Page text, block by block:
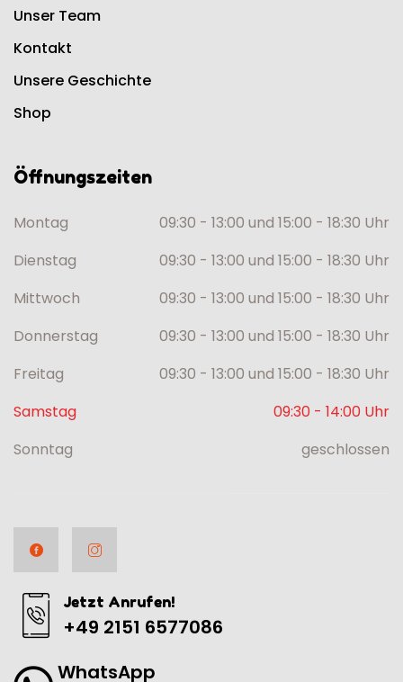
Unser Team
Kontakt
Unsere Geschichte
Shop
Öffnungszeiten
Montag
09:30 - 13:00 und 15:00 - 18:30 Uhr
Dienstag
09:30 - 13:00 und 15:00 - 18:30 Uhr
Mittwoch
09:30 - 13:00 und 15:00 - 18:30 Uhr
Donnerstag
09:30 - 13:00 und 15:00 - 18:30 Uhr
Freitag
09:30 - 13:00 und 15:00 - 18:30 Uhr
Samstag
09:30 - 14:00 Uhr
Sonntag
geschlossen
Jetzt Anrufen!
+49 2151 6577086
WhatsApp